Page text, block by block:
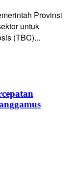
Provinsi
untuk
(TBC)...